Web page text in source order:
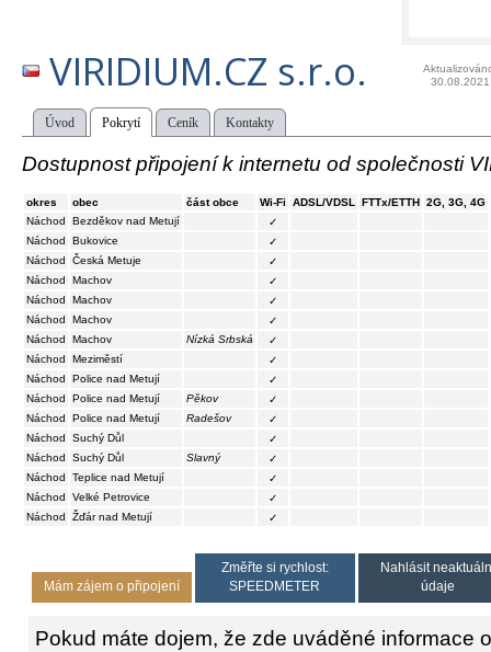
VIRIDIUM.CZ s.r.o.
30.08.2021
Úvod Pokrytí Ceník Kontakty
Dostupnost připojení k internetu od společnosti
okres obec část obce Wi-Fi ADSL/VDSL FTTx/ETTH 2G, 3G, 4G
Náchod
Bezděkov nad Metují
✓
Náchod
Bukovice
✓
Náchod
Česká Metuje
✓
Náchod
Machov
✓
Náchod
Machov
✓
Náchod
Machov
✓
Náchod
Machov Nízká Srbská
✓
Náchod
Meziměstí
✓
Náchod
Police nad Metují
✓
Náchod
Police nad Metují Pěkov
✓
Náchod
Police nad Metují Radešov
✓
Náchod
Suchý Důl
✓
Náchod
Suchý Důl Slavný
✓
Náchod
Teplice nad Metují
✓
Náchod
Velké Petrovice
✓
Náchod
Žďár nad Metují ✓
Mám zájem o připojení
Změřte si rychlost:
SPEEDMETER
Nahlásit
údaje
Pokud máte dojem, že zde uváděné informace